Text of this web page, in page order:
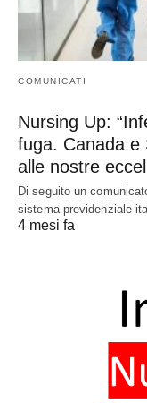
COMUNICATI
Nursing Up:
fuga. Canada e
alle nostre
Di seguito un
sistema previdenziale
4 mesi fa